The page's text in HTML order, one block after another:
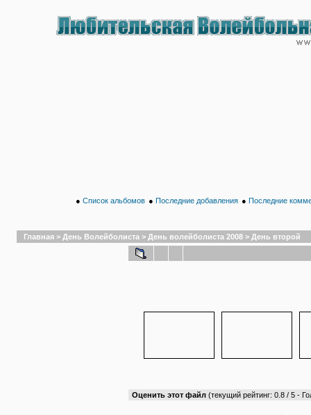
● Список альбомов ● Последние добавления ● Последние
Главная > День Волейболиста > День волейболиста 2008 > День второй
Оценить этот файл (текущий рейтинг: 0.8 / 5 -